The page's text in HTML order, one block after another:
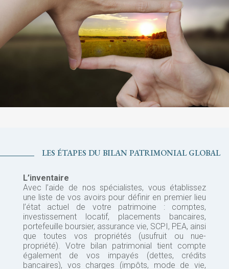
LES ÉTAPES DU BILAN PATRIMONIAL GLOBAL
L’inventaire
Avec l’aide de nos spécialistes, vous établissez
une liste de vos avoirs pour définir en premier lieu
l’état actuel de votre patrimoine : comptes,
investissement locatif, placements bancaires,
portefeuille boursier, assurance vie, SCPI, PEA, ainsi
que toutes vos propriétés (usufruit ou nue-
propriété). Votre bilan patrimonial tient compte
également de vos impayés (dettes, crédits
bancaires), vos charges (impôts, mode de vie,